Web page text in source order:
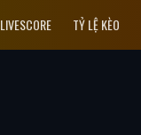
LIVESCORE TỶ LỆ KÈO